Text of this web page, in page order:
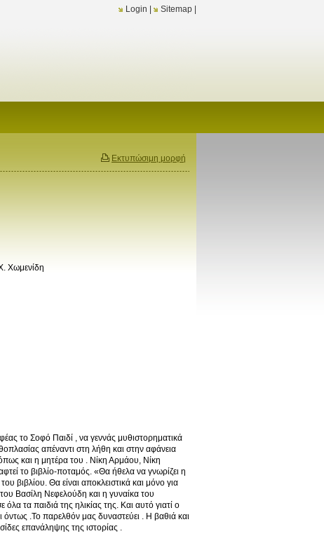
Login Sitemap
Εκτυπώσιμη μορφή
Χωμενίδη
το Σοφό Παιδί , να γεννάς μυθιστορηματικά
απέναντι στη λήθη και στην αφάνεια
και η μητέρα του . Νίκη Αρμάου, Νίκη
το βιβλίο-ποταμός. «Θα ήθελα να γνωρίζει η
βιβλίου. Θα είναι αποκλειστικά και μόνο για
Βασίλη Νεφελούδη και η γυναίκα του
τα παιδιά της ηλικίας της. Και αυτό γιατί ο
.Το παρελθόν μας δυναστεύει . Η βαθιά και
επανάληψης της ιστορίας .